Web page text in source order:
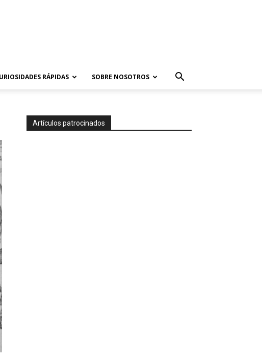
RÁPIDAS SOBRE NOSOTROS
Artículos patrocinados